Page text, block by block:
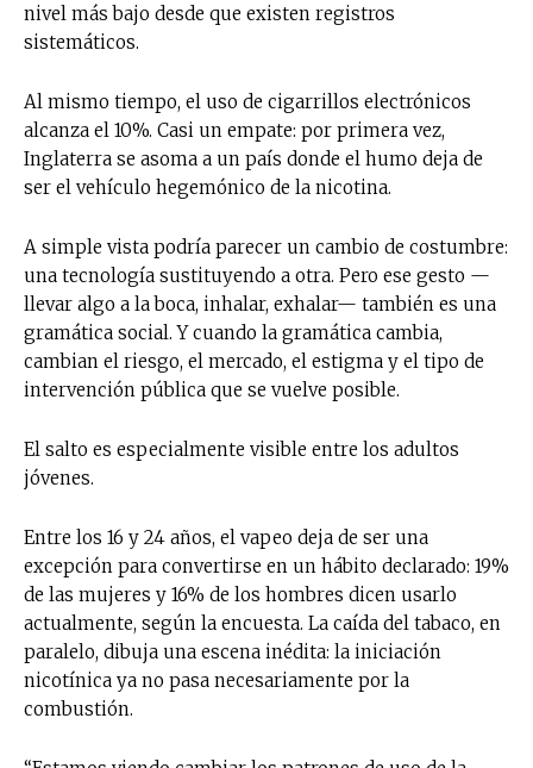
nivel más bajo desde que existen registros
sistemáticos.
Al mismo tiempo, el uso de cigarrillos electrónicos
alcanza el 10%. Casi un empate: por primera vez,
Inglaterra se asoma a un país donde el humo deja de
ser el vehículo hegemónico de la nicotina.
A simple vista podría parecer un cambio de costumbre:
una tecnología sustituyendo a otra. Pero ese gesto —
llevar algo a la boca, inhalar, exhalar— también es una
gramática social. Y cuando la gramática cambia,
cambian el riesgo, el mercado, el estigma y el tipo de
intervención pública que se vuelve posible.
El salto es especialmente visible entre los adultos
jóvenes.
Entre los 16 y 24 años, el vapeo deja de ser una
excepción para convertirse en un hábito declarado: 19%
de las mujeres y 16% de los hombres dicen usarlo
actualmente, según la encuesta. La caída del tabaco, en
paralelo, dibuja una escena inédita: la iniciación
nicotínica ya no pasa necesariamente por la
combustión.